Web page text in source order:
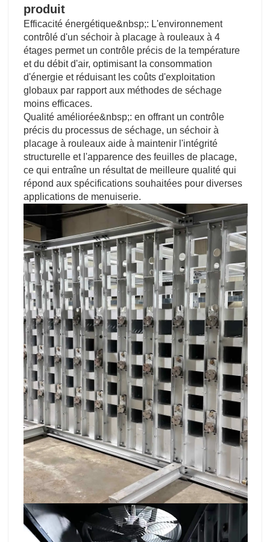
produit
Efficacité énergétique&nbsp;: L'environnement
contrôlé d'un séchoir à placage à rouleaux à 4
étages permet un contrôle précis de la température
et du débit d'air, optimisant la consommation
d'énergie et réduisant les coûts d'exploitation
globaux par rapport aux méthodes de séchage
moins efficaces.
Qualité améliorée&nbsp;: en offrant un contrôle
précis du processus de séchage, un séchoir à
placage à rouleaux aide à maintenir l'intégrité
structurelle et l'apparence des feuilles de placage,
ce qui entraîne un résultat de meilleure qualité qui
répond aux spécifications souhaitées pour diverses
applications de menuiserie.